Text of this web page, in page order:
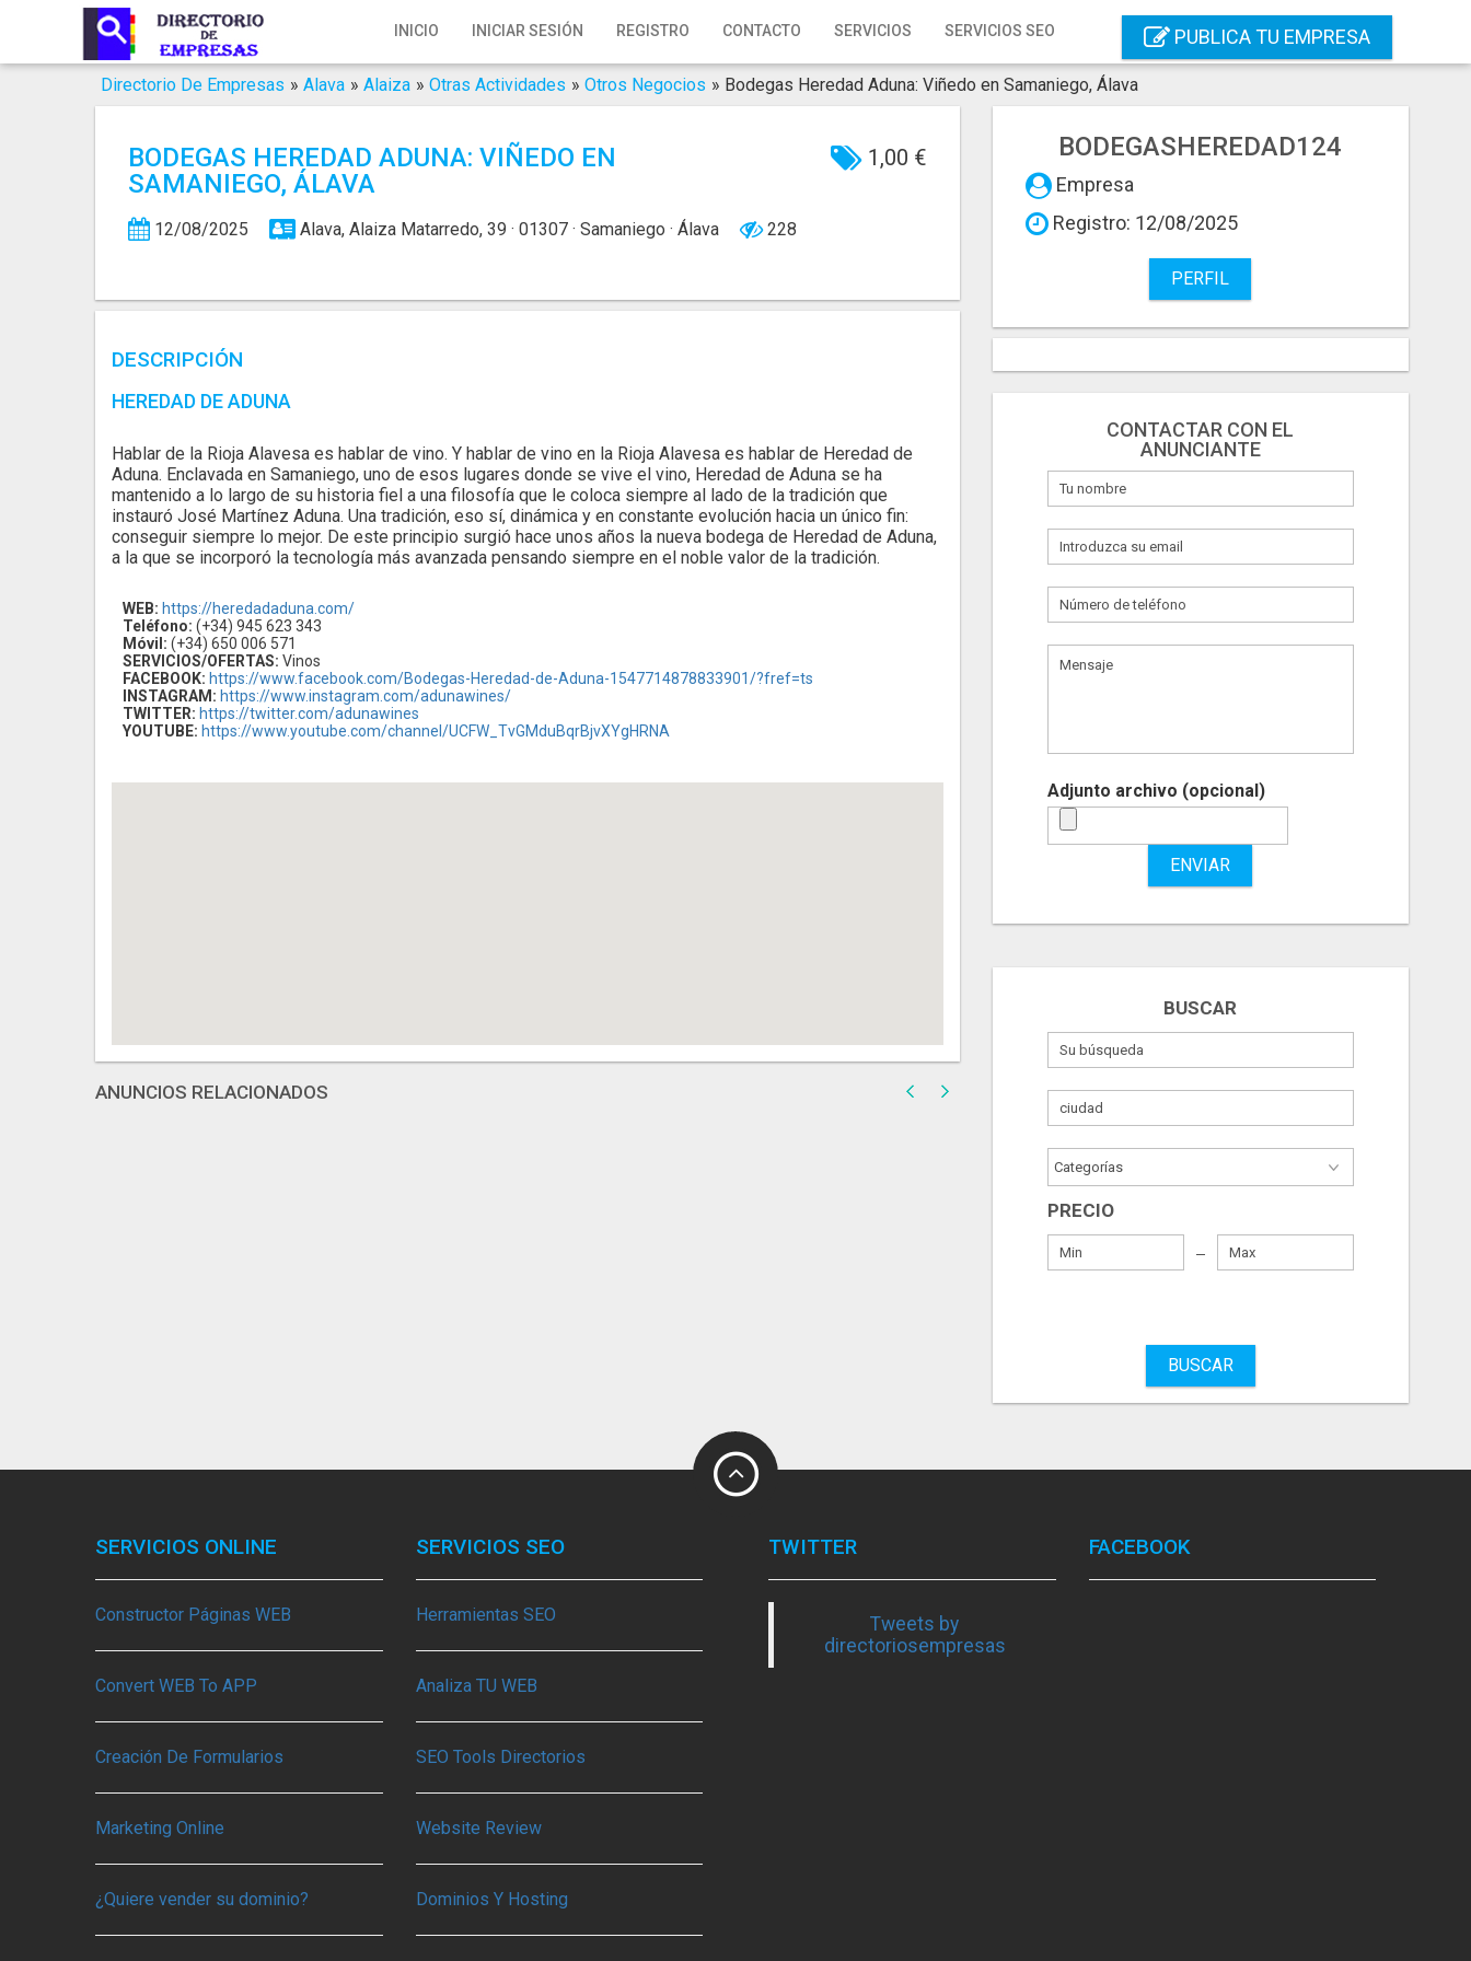
INICIO INICIAR SESIÓN REGISTRO CONTACTO SERVICIOS SERVICIOS SEO PUBLICA TU EMPRESA
Inicio
Iniciar Sesión
Servicios Online
Directorio De Empresas » Alava » Alaiza » Otras Actividades » Otros Negocios » Bodegas Heredad Aduna: Viñedo en Samaniego, Álava
BODEGAS HEREDAD ADUNA: VIÑEDO EN
SAMANIEGO, ÁLAVA
1,00 €
12/08/2025 Alava, Alaiza Matarredo, 39 · 01307 · Samaniego · Álava 228
DESCRIPCIÓN
HEREDAD DE ADUNA
Hablar de la Rioja Alavesa es hablar de vino. Y hablar de vino en la Rioja Alavesa es hablar de Heredad de
Aduna. Enclavada en Samaniego, uno de esos lugares donde se vive el vino, Heredad de Aduna se ha
mantenido a lo largo de su historia fiel a una filosofía que le coloca siempre al lado de la tradición que
instauró José Martínez Aduna. Una tradición, eso sí, dinámica y en constante evolución hacia un único fin:
conseguir siempre lo mejor. De este principio surgió hace unos años la nueva bodega de Heredad de Aduna,
a la que se incorporó la tecnología más avanzada pensando siempre en el noble valor de la tradición.
WEB: https://heredadaduna.com/
Teléfono: (+34) 945 623 343
Móvil: (+34) 650 006 571
SERVICIOS/OFERTAS: Vinos
FACEBOOK: https://www.facebook.com/Bodegas-Heredad-de-Aduna-1547714878833901/?fref=ts
INSTAGRAM: https://www.instagram.com/adunawines/
TWITTER: https://twitter.com/adunawines
YOUTUBE: https://www.youtube.com/channel/UCFW_TvGMduBqrBjvXYgHRNA
ANUNCIOS RELACIONADOS
BODEGASHEREDAD124
Empresa
Registro: 12/08/2025
PERFIL
CONTACTAR CON EL
ANUNCIANTE
Adjunto archivo (opcional)
ENVIAR
BUSCAR
PRECIO
BUSCAR
SERVICIOS ONLINE
Constructor Páginas WEB
Convert WEB To APP
Creación De Formularios
Marketing Online
¿Quiere vender su dominio?
SERVICIOS SEO
Herramientas SEO
Analiza TU WEB
SEO Tools Directorios
Website Review
Dominios Y Hosting
TWITTER
Tweets by
directoriosempresas
FACEBOOK